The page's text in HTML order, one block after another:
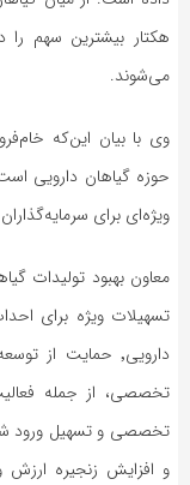
هکتار بیشترین سهم
می‌شوند.
وی با بیان این‌که
حوزه گیاهان دارویی
ویژه‌ای برای
معاون بهبود تولیدات
تسهیلات ویژه برای
دارویی٬ حمایت
تخصصی و تسهیل ورود
و افزایش زنجیره ارزش